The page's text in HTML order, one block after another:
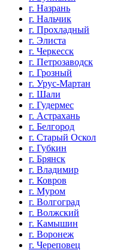
г. Назрань
г. Нальчик
г. Прохладный
г. Элиста
г. Черкесск
г. Петрозаводск
г. Грозный
г. Урус-Мартан
г. Шали
г. Гудермес
г. Астрахань
г. Белгород
г. Старый Оскол
г. Губкин
г. Брянск
г. Владимир
г. Ковров
г. Муром
г. Волгоград
г. Волжский
г. Камышин
г. Воронеж
г. Череповец